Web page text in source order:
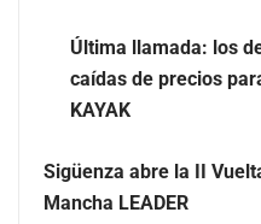
Última llamada: los
caídas de precios
KAYAK
Sigüenza abre la II
Mancha LEADER